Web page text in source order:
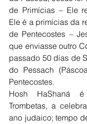
de Primícias – Ele
Ele é a primícias da
de Pentecostes –
que enviasse outro
passado 50 dias de
do Pessach
Pentecostes.
Hosh HaShaná
Trombetas, a
ano judaico; tempo